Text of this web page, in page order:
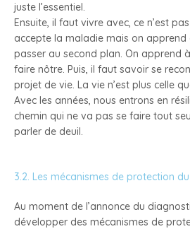
juste l’essentiel.
Ensuite, il faut vivre avec, ce n’est
accepte la maladie mais on
passer au second plan. On apprend
faire nôtre. Puis, il faut savoir se
projet de vie. La vie n’est plus celle
Avec les années, nous entrons en
chemin qui ne va pas se faire tout
parler de deuil.
3.2. Les mécanismes de protection
Au moment de l’annonce du
développer des mécanismes de